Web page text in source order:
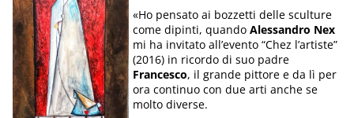
«Ho pensato ai bozzetti delle sculture
come dipinti, quandoAlessandro Nex
mi ha invitato all’evento “Chez l’artiste”
(2016) in ricordo di suo padre
Francesco, il grande pittore e da lì per
ora continuo con due arti anche se
molto diverse.